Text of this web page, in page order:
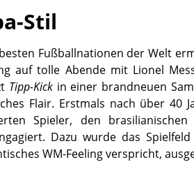
Stil
Fußballnationen der Welt
auf tolle Abende mit Lionel
Tipp-Kick in einer brandneuen
Flair. Erstmals nach über 40
Spieler, den
Dazu wurde das
WM-Feeling verspricht,